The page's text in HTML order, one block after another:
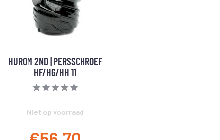
HUROM 2ND | PERSSCHROEF
HF/HG/HH 11
Niet op voorraad